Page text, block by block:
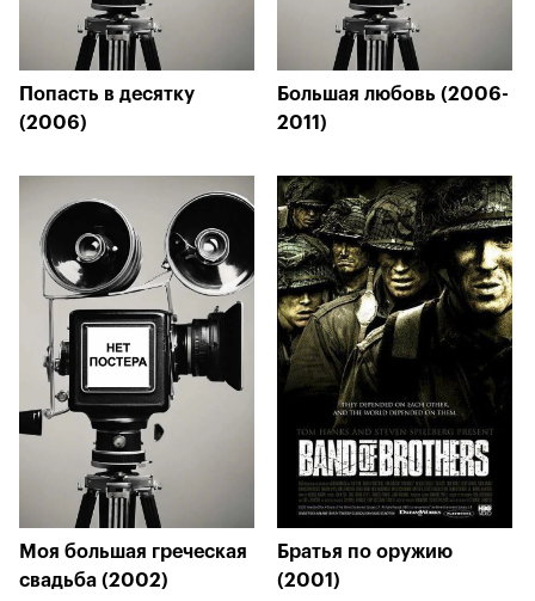
Попасть в десятку
(2006)
Большая любовь (2006-
2011)
Моя большая греческая
свадьба (2002)
Братья по оружию
(2001)